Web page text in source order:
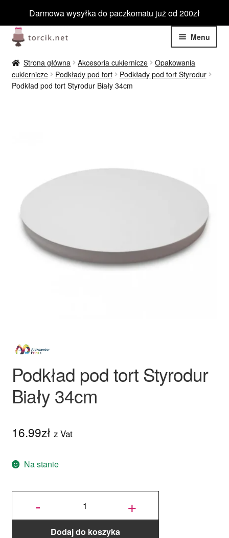
Darmowa wysyłka do paczkomatu już od 200zł
Przejdź
do
nawigacji
Przejdź
do
treści
Menu
Jadalne
menu
Niejadalne
Wyprzedaż
Nowości
Ozdoby na tort weselny
Strona główna Akcesoria cukiernicze
Opakowania
cukiernicze
Podkłady pod tort
Podkłady pod tort Styrodur
Podkład pod tort Styrodur Biały 34cm
Podkład pod tort Styrodur
Biały 34cm
16.99zł z Vat
Na stanie
-
ilość
Styrodur +
Dodaj do koszyka